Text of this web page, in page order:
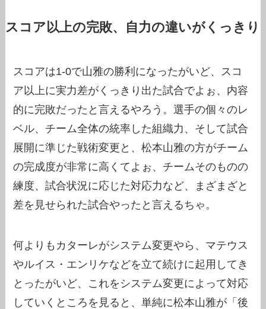
スコア以上の完敗、自力の違いがくっきり
スコアは1-0で山雅の勝利になったがいど、スコ
ア以上に実力差がくっきり出た試合でよぉ、内容
的に完敗だったと言えるやろう。選手の個々のレ
ベル、チーム全体の統率した組織力、そして試合
展開に準じた戦術変更と、松本山雅の方がチーム
の完成度が非常に高くてよぉ、チームそのものの
練度、試合状況に応じた対応力など、まざまざと
差を見せられた試合やったと言えるちゃ。
何よりもカターレがシステム変更やら、マテウス
やルイス・エンリケなどを立て続けに起用してき
とったがいど、これをシステム変更によって対応
していくところを見ると、単純に松本山雅が「後